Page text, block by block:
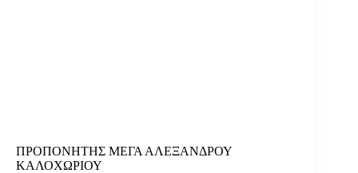
ΠΡΟΠΟΝΗΤΗΣ ΜΕΓΑ ΑΛΕΞΑΝΔΡΟΥ
ΚΑΛΟΧΩΡΙΟΥ